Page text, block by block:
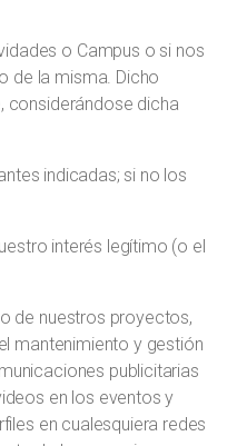
o Campus o si nos
de la misma. Dicho
considerándose dicha
indicadas; si no los
interés legítimo (o el
de nuestros proyectos,
mantenimiento y gestión
publicitarias
en los eventos y
en cualesquiera redes